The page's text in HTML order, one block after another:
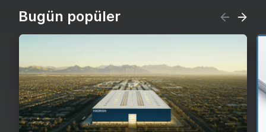
Bugün popüler